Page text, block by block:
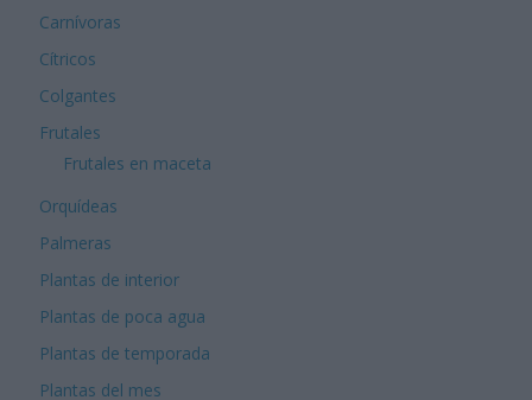
Carnívoras
Cítricos
Colgantes
Frutales
Frutales en maceta
Orquídeas
Palmeras
Plantas de interior
Plantas de poca agua
Plantas de temporada
Plantas del mes